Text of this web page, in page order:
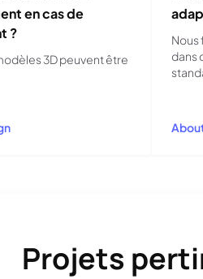
en cas de
?
3D peuvent être
Nous
dans
Projets